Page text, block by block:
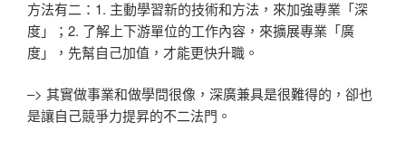
方法有二：1. 主動學習新的技術和方法，來加強專業「深
度」；2. 了解上下游單位的工作內容，來擴展專業「廣
度」，先幫自己加值，才能更快升職。
–> 其實做事業和做學問很像，深廣兼具是很難得的，卻也
是讓自己競爭力提昇的不二法門。